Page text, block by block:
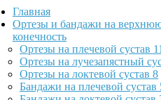
Главная
Ортезы и бандажи на
конечность
Ортезы на плечевой сустав 11
Ортезы на лучезапястный
Ортезы на локтевой сустав 8
Бандажи на плечевой сустав